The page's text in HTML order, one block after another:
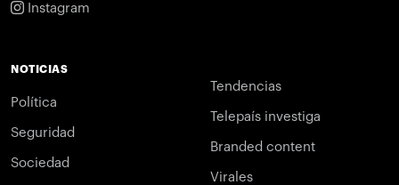
Instagram
NOTICIAS
Política
Seguridad
Sociedad
Tendencias
Telepaís investiga
Branded content
Virales